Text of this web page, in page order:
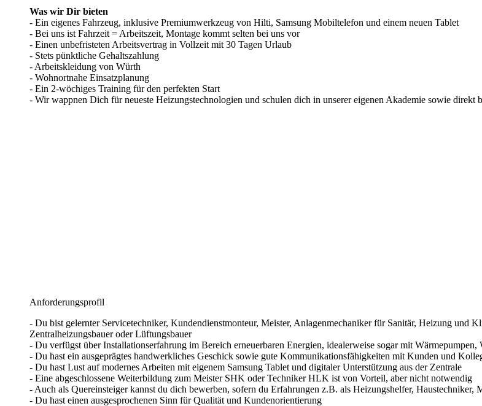
Was wir Dir bieten
- Ein eigenes Fahrzeug, inklusive Premiumwerkzeug von Hilti, Samsung Mobiltelefon und einem neuen Tablet
- Bei uns ist Fahrzeit = Arbeitszeit, Montage kommt selten bei uns vor
- Einen unbefristeten Arbeitsvertrag in Vollzeit mit 30 Tagen Urlaub
- Stets pünktliche Gehaltszahlung
- Arbeitskleidung von Würth
- Wohnortnahe Einsatzplanung
- Ein 2-wöchiges Training für den perfekten Start
- Wir wappnen Dich für neueste Heizungstechnologien und schulen dich in unserer eigenen Akademie sowie direkt
Anforderungsprofil
- Du bist gelernter Servicetechniker, Kundendienstmonteur, Meister, Anlagenmechaniker für Sanitär, Heizung und
Zentralheizungsbauer oder Lüftungsbauer
- Du verfügst über Installationserfahrung im Bereich erneuerbaren Energien, idealerweise sogar mit
- Du hast ein ausgeprägtes handwerkliches Geschick sowie gute Kommunikationsfähigkeiten mit Kunden und
- Du hast Lust auf modernes Arbeiten mit eigenem Samsung Tablet und digitaler Unterstützung aus der Zentrale
- Eine abgeschlossene Weiterbildung zum Meister SHK oder Techniker HLK ist von Vorteil, aber nicht notwendig
- Auch als Quereinsteiger kannst du dich bewerben, sofern du Erfahrungen z.B. als Heizungshelfer,
- Du hast einen ausgesprochenen Sinn für Qualität und Kundenorientierung